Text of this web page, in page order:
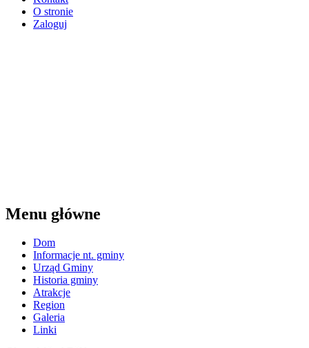
O stronie
Zaloguj
Menu główne
Dom
Informacje nt. gminy
Urząd Gminy
Historia gminy
Atrakcje
Region
Galeria
Linki